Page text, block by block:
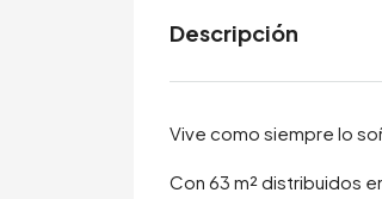
Descripción
Vive como siempre lo
Con 63 m² distribuidos